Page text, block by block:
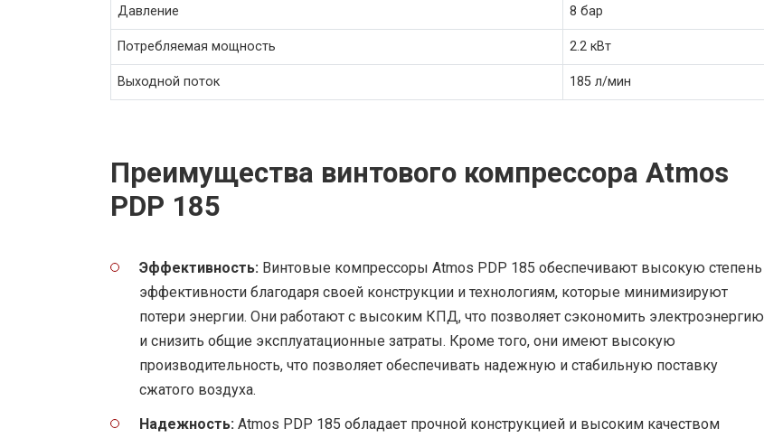
Давление 8 бар
Потребляемая мощность 2.2 кВт
Выходной поток 185 л/мин
Преимущества винтового компрессора Atmos
PDP 185
Эффективность: Винтовые компрессоры Atmos PDP 185 обеспечивают высокую степень
эффективности благодаря своей конструкции и технологиям, которые минимизируют
потери энергии. Они работают с высоким КПД, что позволяет сэкономить электроэнергию
и снизить общие эксплуатационные затраты. Кроме того, они имеют высокую
производительность, что позволяет обеспечивать надежную и стабильную поставку
сжатого воздуха.
Надежность: Atmos PDP 185 обладает прочной конструкцией и высоким качеством